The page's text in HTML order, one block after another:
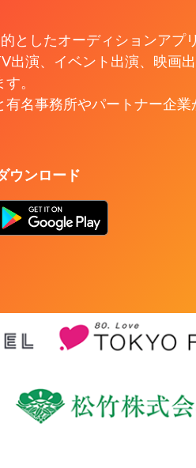
プン
としたオーディションアプ
出演、イベント出演、映画
。
有名事務所やパートナー企
ウンロード